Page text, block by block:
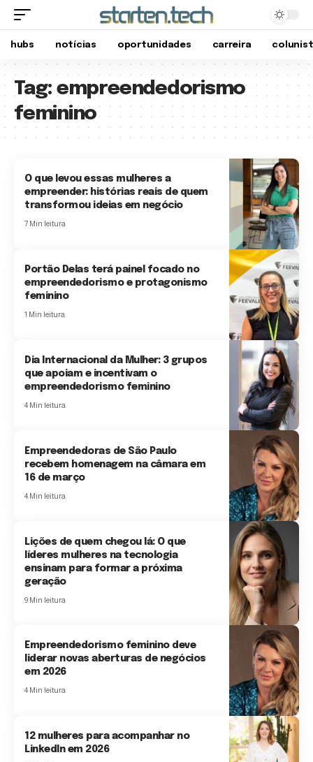
hubs notícias oportunidades carreira
Tag: empreendedorismo
feminino
O que levou essas mulheres a
empreender: histórias reais de quem
transformou ideias em negócio
7 Min leitura
Portão Delas terá painel focado no
empreendedorismo e protagonismo
feminino
1 Min leitura
Dia Internacional da Mulher: 3 grupos
que apoiam e incentivam o
empreendedorismo feminino
4 Min leitura
Empreendedoras de São Paulo
recebem homenagem na câmara em
16 de março
4 Min leitura
Lições de quem chegou lá: O que
líderes mulheres na tecnologia
ensinam para formar a próxima
geração
9 Min leitura
Empreendedorismo feminino deve
liderar novas aberturas de negócios
em 2026
4 Min leitura
12 mulheres para acompanhar no
LinkedIn em 2026